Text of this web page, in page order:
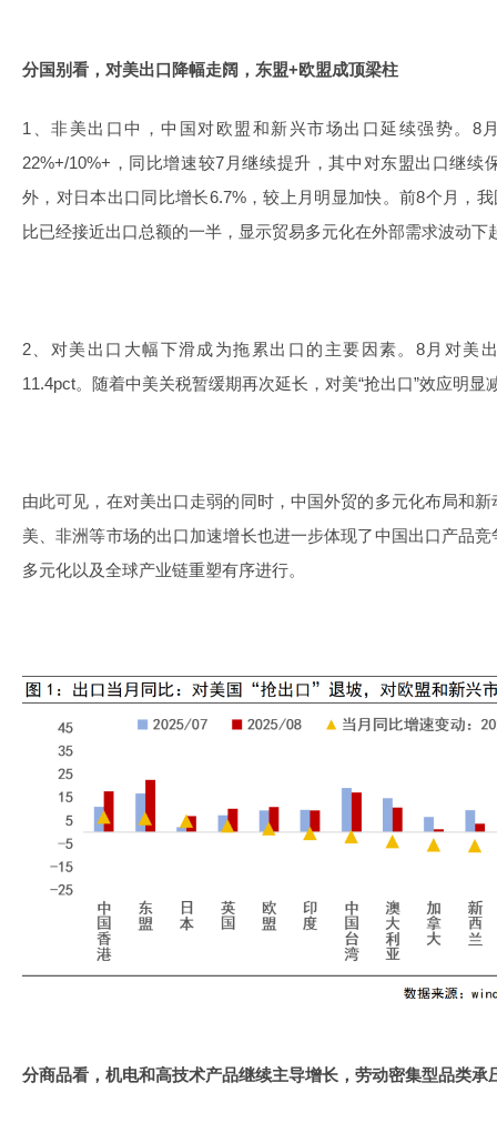
分国别看，对美出口降幅走阔，东盟+欧盟成顶梁柱
1、非美出口中，中国对欧盟和新兴市场出口延续强势。8
22%+/10%+，同比增速较7月继续提升，其中对东盟出口继续
外，对日本出口同比增长6.7%，较上月明显加快。前8个月，
比已经接近出口总额的一半，显示贸易多元化在外部需求波动下
2、对美出口大幅下滑成为拖累出口的主要因素。8月对美
11.4pct。随着中美关税暂缓期再次延长，对美“抢出口”效应明显
由此可见，在对美出口走弱的同时，中国外贸的多元化布局和
美、非洲等市场的出口加速增长也进一步体现了中国出口产品
多元化以及全球产业链重塑有序进行。
分商品看，机电和高技术产品继续主导增长，劳动密集型品类承